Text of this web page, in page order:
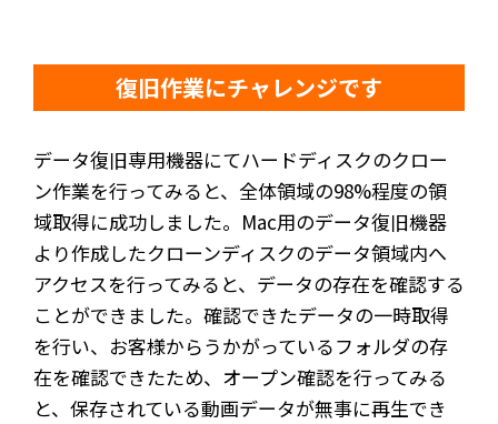
復旧作業にチャレンジです
データ復旧専用機器にてハードディスクのクロー
ン作業を行ってみると、全体領域の98%程度の領
域取得に成功しました。Mac用のデータ復旧機器
より作成したクローンディスクのデータ領域内へ
アクセスを行ってみると、データの存在を確認する
ことができました。確認できたデータの一時取得
を行い、お客様からうかがっているフォルダの存
在を確認できたため、オープン確認を行ってみる
と、保存されている動画データが無事に再生でき